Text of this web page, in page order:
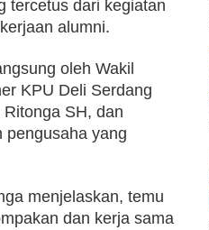
tercetus dari kegiatan
alumni.
oleh Wakil
KPU Deli Serdang
SH, dan
pengusaha yang
menjelaskan, temu
dan kerja sama